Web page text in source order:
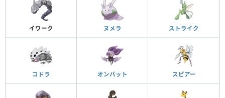
イワーク ヌメラ ストライク
コドラ オンバット スピアー